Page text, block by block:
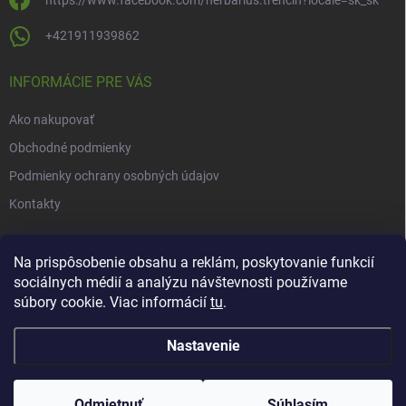
Na prispôsobenie obsahu a reklám, poskytovanie funkcií
sociálnych médií a analýzu návštevnosti používame
súbory cookie. Viac informácií tu.
Nastavenie
+421911939862
INFORMÁCIE PRE VÁS
Ako nakupovať
Obchodné podmienky
Podmienky ochrany osobných údajov
Kontakty
NOVINKY
Novinky v našom e-shope
Copyright 2026Herbarius. Všetky práva vyhradené.Upraviť nastavenie